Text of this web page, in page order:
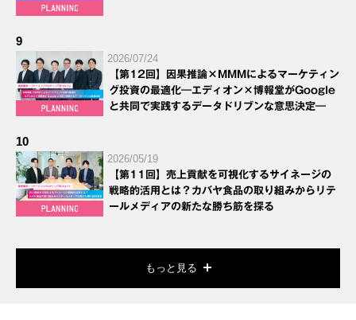
9
2026/07/24
【第12回】因果推論×MMMによるマーケティン
グ投資の最適化―エディオン×博報堂がGoogle
と共同で実践するデータドリブンな意思決定―
10
2026/05/19
【第11回】売上貢献を可視化するサイネージの
戦略的活用とは？カバヤ食品の取り組みからリテ
ールメディアの新たな勝ち筋を探る
もっと見る